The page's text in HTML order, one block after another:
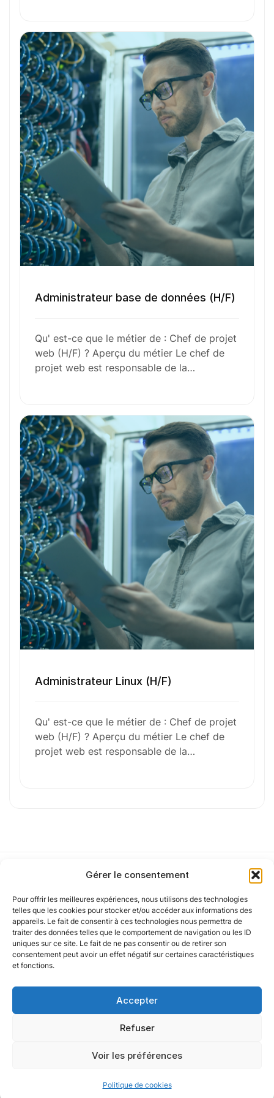
Gérer le consentement
Pour offrir les meilleures expériences, nous utilisons des technologies
telles que les cookies pour stocker et/ou accéder aux informations des
appareils. Le fait de consentir à ces technologies nous permettra de
traiter des données telles que le comportement de navigation ou les ID
uniques sur ce site. Le fait de ne pas consentir ou de retirer son
consentement peut avoir un effet négatif sur certaines caractéristiques
et fonctions.
Accepter
Refuser
Voir les préférences
Politique de cookies
Formation et Qualifications
Perspectives de carrière
Avantages
Ces métiers peuvent vous intéresser
Toutes nos fiches métiers
l’aventure avecnous
N’attendez plus !
Déposez votrecandidature
spontanée
Votre nom
Votre e-mail
Numéro de téléphone
Votre CV
Glisser & déposer les fichiers ici
Cet article a été partiellement rédigé à l’aide d’une intelligence artificielle et
vérifié par un auteur humain.
Administrateur base de données (H/F)
Qu' est-ce que le métier de : Chef de projet
web (H/F) ? Aperçu du métier Le chef de
projet web est responsable de la…
Administrateur Linux (H/F)
Qu' est-ce que le métier de : Chef de projet
web (H/F) ? Aperçu du métier Le chef de
projet web est responsable de la…
Notre politique
Nos agences
Nos autres marques
Nos réseaux